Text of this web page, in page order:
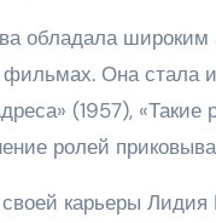
обладала широким
Она стала
(1957), «Такие
ролей
карьеры